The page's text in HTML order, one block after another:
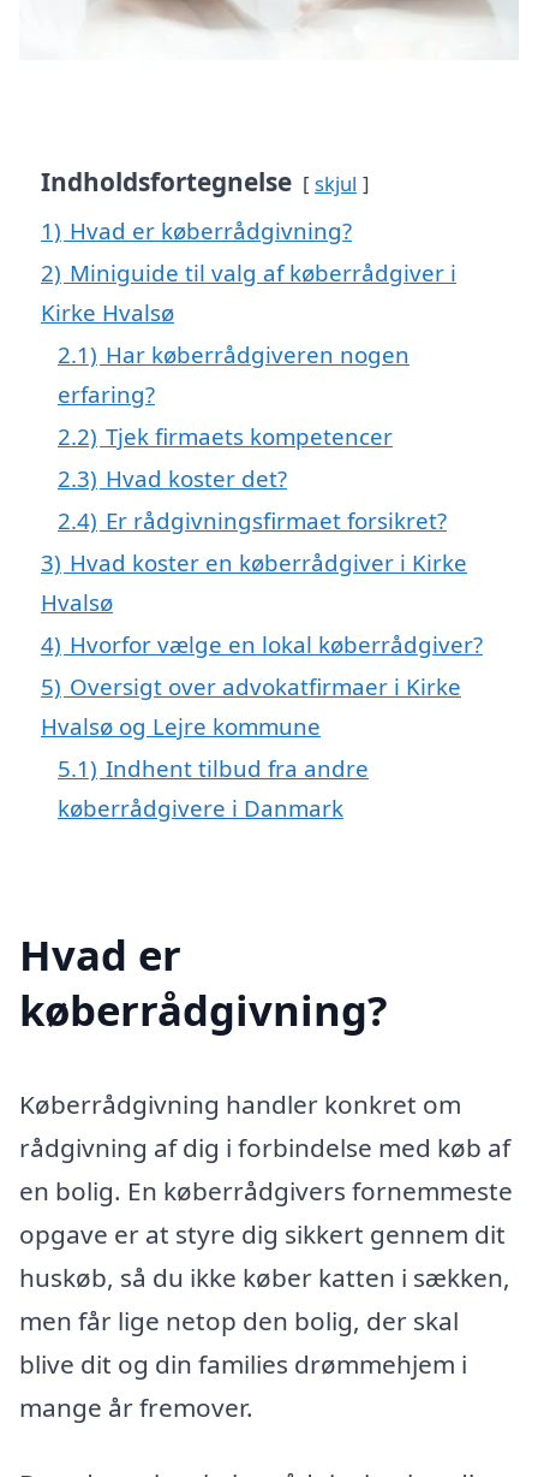
Indholdsfortegnelse skjul
1) Hvad er køberrådgivning?
2) Miniguide til valg af køberrådgiver i
Kirke Hvalsø
2.1) Har køberrådgiveren nogen
erfaring?
2.2) Tjek firmaets kompetencer
2.3) Hvad koster det?
2.4) Er rådgivningsfirmaet forsikret?
3) Hvad koster en køberrådgiver i Kirke
Hvalsø
4) Hvorfor vælge en lokal køberrådgiver?
5) Oversigt over advokatfirmaer i Kirke
Hvalsø og Lejre kommune
5.1) Indhent tilbud fra andre
køberrådgivere i Danmark
Hvad er
køberrådgivning?
Køberrådgivning handler konkret om
rådgivning af dig i forbindelse med køb af
en bolig. En køberrådgivers fornemmeste
opgave er at styre dig sikkert gennem dit
huskøb, så du ikke køber katten i sækken,
men får lige netop den bolig, der skal
blive dit og din families drømmehjem i
mange år fremover.